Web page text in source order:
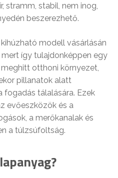
stramm, stabil, nem inog,
beszerezhető.
modell vásárlásán
így tulajdonképpen egy
otthoni környezet,
pillanatok alatt
fogadás tálalására. Ezek
evőeszközök és a
a merőkanalak és
a túlzsúfoltság.